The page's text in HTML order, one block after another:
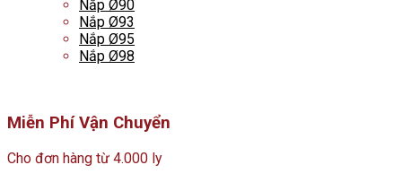
Nắp Ø90
Nắp Ø93
Nắp Ø95
Nắp Ø98
Miễn Phí Vận Chuyển
Cho đơn hàng từ 4.000 ly